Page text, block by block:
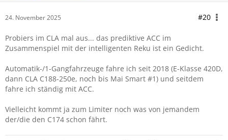
24. November 2025 #20
Probiers im CLA mal aus... das prediktive ACC im
Zusammenspiel mit der intelligenten Reku ist ein Gedicht.
Automatik-/1-Gangfahrzeuge fahre ich seit 2018 (E-Klasse 420D,
dann CLA C188-250e, noch bis Mai Smart #1) und seitdem
fahre ich ständig mit ACC.
Vielleicht kommt ja zum Limiter noch was von jemandem
der/die den C174 schon fährt.